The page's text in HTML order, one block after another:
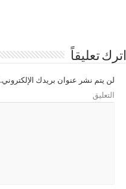
اترك تعليقاً
لن يتم نشر عنوان بريدك الإلكتروني.
التعليق